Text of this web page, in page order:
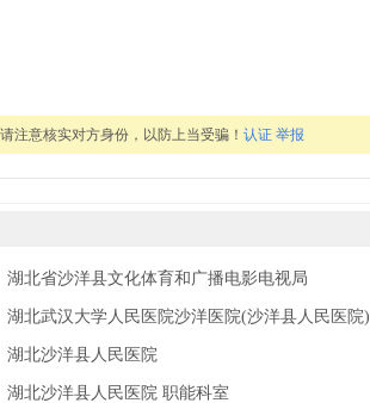
注意核实对方身份，以防上当受骗！ 认证 举报
湖北省沙洋县文化体育和广播电影电视局
湖北武汉大学人民医院沙洋医院(沙洋县人民医院)
湖北沙洋县人民医院
湖北沙洋县人民医院 职能科室